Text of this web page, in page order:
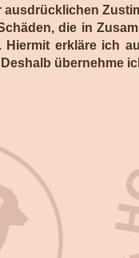
die in
erkläre ich
übernehme